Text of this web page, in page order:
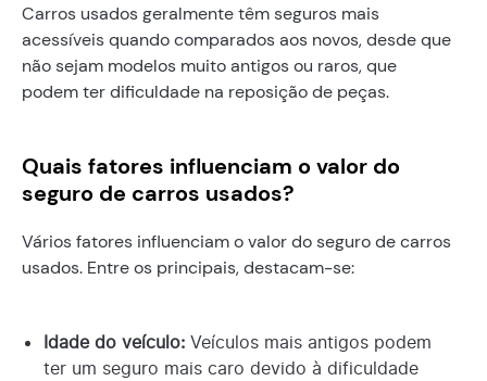
Carros usados geralmente têm seguros mais
acessíveis quando comparados aos novos, desde que
não sejam modelos muito antigos ou raros, que
podem ter dificuldade na reposição de peças.
Quais fatores influenciam o valor do
seguro de carros usados?
Vários fatores influenciam o valor do seguro de carros
usados. Entre os principais, destacam-se:
Idade do veículo: Veículos mais antigos podem
ter um seguro mais caro devido à dificuldade